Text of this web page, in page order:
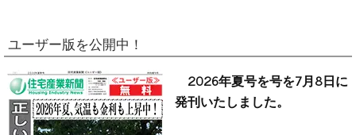
ユーザー版を公開中！
2026年夏号を号を7月8日に
発刊いたしました。